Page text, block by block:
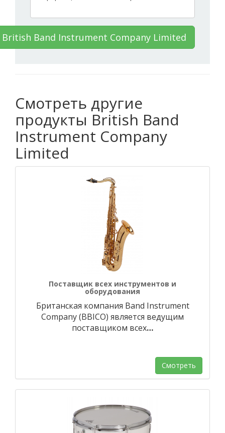
Band Instrument Company Limited
Смотреть другие
продукты British Band
Instrument Company
Limited
Поставщик всех инструментов и
оборудования
Британская компания Band Instrument
Company (BBICO) является ведущим
поставщиком всех…
Смотреть